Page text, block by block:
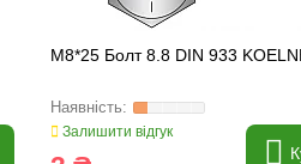
M8*25 Болт 8.8 DIN 933
Залишити відгук